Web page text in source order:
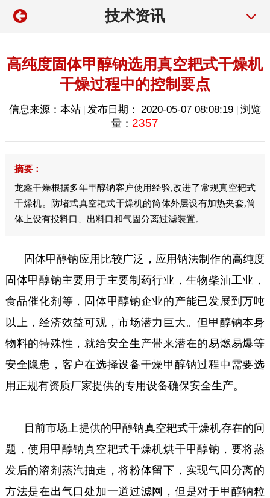
技术资讯
高纯度固体甲醇钠选用真空耙式干燥机
干燥过程中的控制要点
信息来源：本站 | 发布日期： 2020-05-07 08:08:19 | 浏览
量： 2357
摘要：
龙鑫干燥根据多年甲醇钠客户使用经验,改进了常规真空耙式
干燥机。防堵式真空耙式干燥机的筒体外层设有加热夹套,筒
体上设有投料口、出料口和气固分离过滤装置。
固体甲醇钠应用比较广泛，应用钠法制作的高纯度
固体甲醇钠主要用于主要制药行业，生物柴油工业，
食品催化剂等，固体甲醇钠企业的产能已发展到万吨
以上，经济效益可观，市场潜力巨大。但甲醇钠本身
物料的特殊性，就给安全生产带来潜在的易燃易爆等
安全隐患，客户在选择设备干燥甲醇钠过程中需要选
用正规有资质厂家提供的专用设备确保安全生产。
目前市场上提供的甲醇钠真空耙式干燥机存在的问
题，使用甲醇钠真空耙式干燥机烘干甲醇钠，要将蒸
发后的溶剂蒸汽抽走，将粉体留下，实现气固分离的
方法是在出气口处加一道过滤网，但是对于甲醇钠粒